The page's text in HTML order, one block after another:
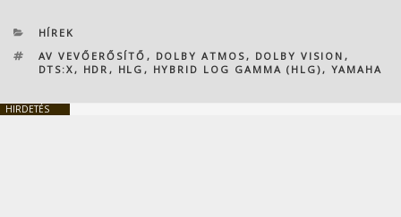
KATEGÓRIÁK
HÍREK
CÍMKÉK
AV VEVŐERŐSÍTŐ , DOLBY ATMOS , DOLBY VISION ,
DTS:X , HDR , HLG , HYBRID LOG GAMMA (HLG) , YAMAHA
HIRDETÉS